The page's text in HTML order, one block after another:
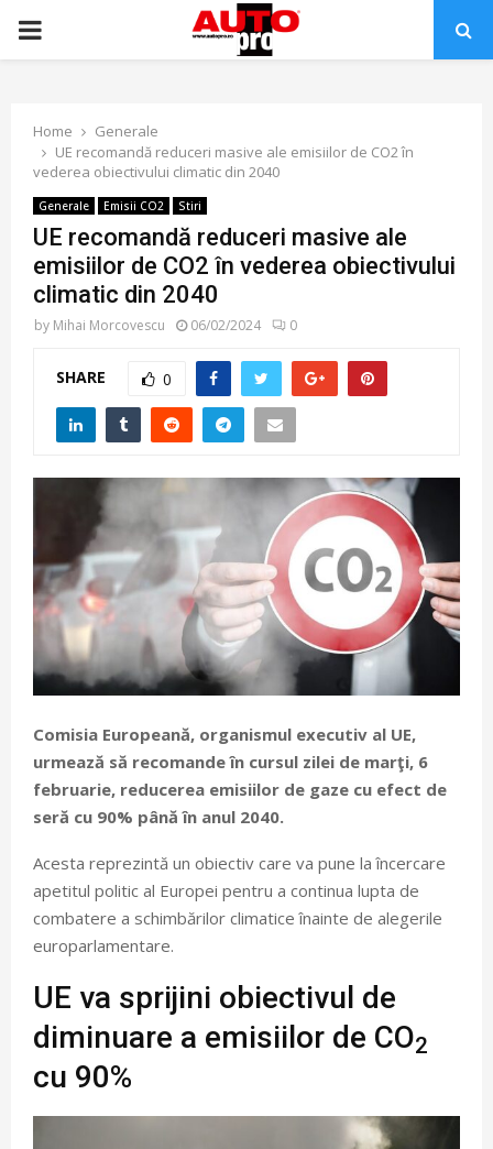
PRIMARY
Home
Generale
UE recomandă reduceri masive ale emisiilor de CO2 în
vederea obiectivului climatic din 2040
Generale Emisii CO2 Stiri
UE recomandă reduceri masive ale
emisiilor de CO2 în vederea obiectivului
climatic din 2040
by Mihai Morcovescu 06/02/2024 0
SHARE 0
Comisia Europeană, organismul executiv al UE,
urmează să recomande în cursul zilei de marţi, 6
februarie, reducerea emisiilor de gaze cu efect de
seră cu 90% până în anul 2040.
Acesta reprezintă un obiectiv care va pune la încercare
apetitul politic al Europei pentru a continua lupta de
combatere a schimbărilor climatice înainte de alegerile
europarlamentare.
UE va sprijini obiectivul de
diminuare a emisiilor de CO2
cu 90%